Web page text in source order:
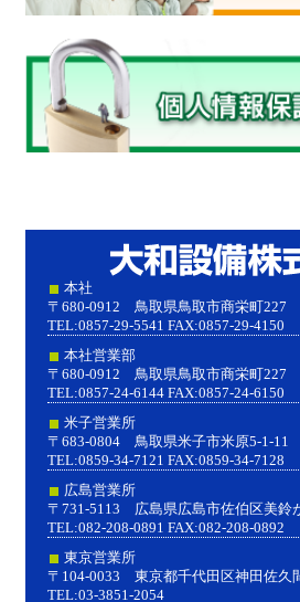
本社
〒680-0912 鳥取県鳥取市商栄町227
TEL:0857-29-5541 FAX:0857-29-4150
本社営業部
〒680-0912 鳥取県鳥取市商栄町227
TEL:0857-24-6144 FAX:0857-24-6150
米子営業所
〒683-0804 鳥取県米子市米原5-1-11
TEL:0859-34-7121 FAX:0859-34-7128
広島営業所
〒731-5113 広島県広島市佐伯区美鈴
TEL:082-208-0891 FAX:082-208-0892
東京営業所
〒104-0033 東京都千代田区神田佐久
TEL:03-3851-2054